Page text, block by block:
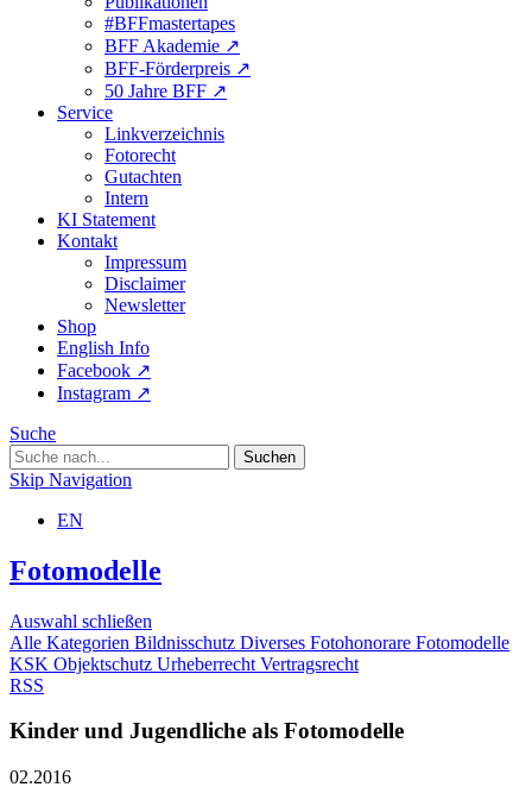
#BFFmastertapes
BFF Akademie ↗︎
BFF-Förderpreis ↗︎
50 Jahre BFF ↗︎
Service
Linkverzeichnis
Fotorecht
Gutachten
Intern
KI Statement
Kontakt
Impressum
Disclaimer
Newsletter
Shop
English Info
Facebook ↗︎
Instagram ↗︎
Suche
Skip Navigation
EN
Fotomodelle
Auswahl schließen
Alle Kategorien Bildnisschutz Diverses Fotohonorare Fotomodelle
KSK Objektschutz Urheberrecht Vertragsrecht
RSS
Kinder und Jugendliche als Fotomodelle
02.2016